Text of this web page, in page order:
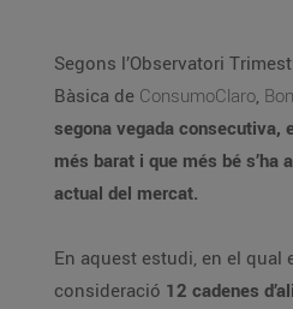
Segons l’Observatori
Bàsica de ConsumoClaro,
segona vegada consecutiva,
més barat i que més bé s’ha
actual del mercat.
En aquest estudi, en el qual
consideració 12 cadenes